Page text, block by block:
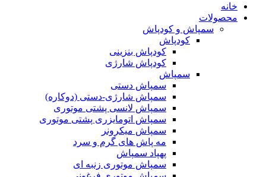
خانه
محصولات
سمپاش و کودپاش
کودپاش
کودپاش بنزینی
کودپاش شارژی
سمپاش
سمپاش دستی
سمپاش شارژی-دستی (دوکاره)
سمپاش لانسی پشتی موتوری
سمپاش اتومایزری پشتی موتوری
سمپاش میکرونر
مه پاش های گرم و سرد
پهپاد سمپاش
سمپاش موتوری زنبه ای